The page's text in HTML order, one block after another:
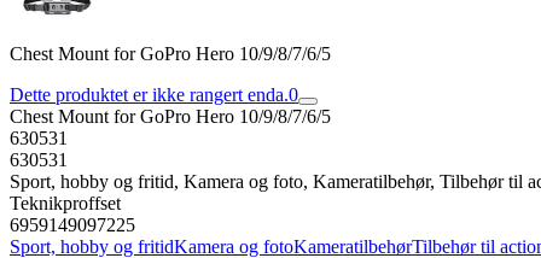
Chest Mount for GoPro Hero 10/9/8/7/6/5
Dette produktet er ikke rangert enda.0
Chest Mount for GoPro Hero 10/9/8/7/6/5
630531
630531
Sport, hobby og fritid, Kamera og foto, Kameratilbehør, Tilbehør til
Teknikproffset
6959149097225
Sport, hobby og fritidKamera og fotoKameratilbehørTilbehør til